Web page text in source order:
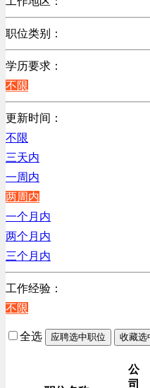
不限
职位类别：
不限
机械制造/仪器仪表类
计算机硬件类
销售管理类
计算机软件类
贸易/物流/仓储/采购类
客服及凯发娱乐网址的技术支
高级管理类
电子/电器/半导体类
电力电气/能源/自动化
程序/语言开发类
行政/后勤/文秘类
销售类
人力资源类
互联网/电子商务/游戏类
建筑装潢/市政建设类
学历要求：
不限
更新时间：
不限
三天内
一周内
两周内
一个月内
两个月内
三个月内
工作经验：
不限
全选 应聘选中职位 收藏选
公
司